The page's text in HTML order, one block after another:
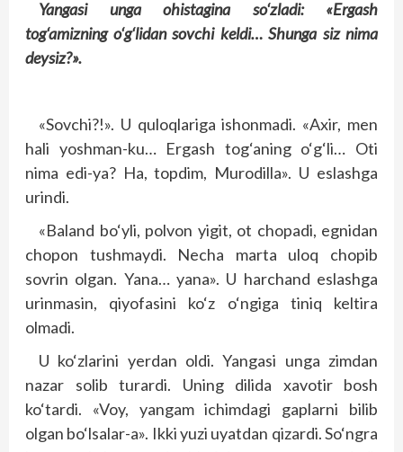
Yangasi unga ohistagina so‘zladi: «Ergash
tog‘amizning o‘g‘lidan sovchi keldi… Shunga siz nima
deysiz?».
«Sovchi?!». U quloqlariga ishonmadi. «Axir, men
hali yoshman-ku… Ergash tog‘aning o‘g‘li… Oti
nima edi-ya? Ha, topdim, Murodilla». U eslashga
urindi.
«Baland bo‘yli, polvon yigit, ot chopadi, egnidan
chopon tushmaydi. Necha marta uloq chopib
sovrin olgan. Yana… yana». U harchand eslashga
urinmasin, qiyofasini ko‘z o‘ngiga tiniq keltira
olmadi.
U ko‘zlarini yerdan oldi. Yangasi unga zimdan
nazar solib turardi. Uning dilida xavotir bosh
ko‘tardi. «Voy, yangam ichimdagi gaplarni bilib
olgan bo‘lsalar-a». Ikki yuzi uyatdan qizardi. So‘ngra